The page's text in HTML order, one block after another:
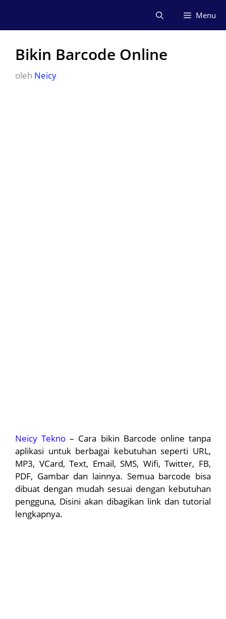
isi
Menu
Bikin Barcode Online
oleh Neicy
Neicy Tekno – Cara bikin Barcode online tanpa
aplikasi untuk berbagai kebutuhan seperti URL,
MP3, VCard, Text, Email, SMS, Wifi, Twitter, FB,
PDF, Gambar dan lainnya. Semua barcode bisa
dibuat dengan mudah sesuai dengan kebutuhan
pengguna, Disini akan dibagikan link dan tutorial
lengkapnya.